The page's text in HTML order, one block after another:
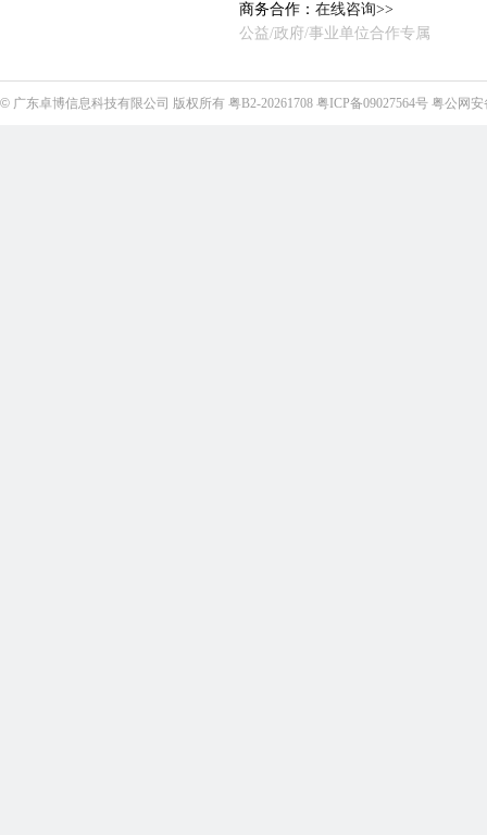
商务合作： 在线咨询>>
公益/政府/事业单位合作专属
© 广东卓博信息科技有限公司 版权所有 粤B2-20261708 粤ICP备09027564号 粤公网安